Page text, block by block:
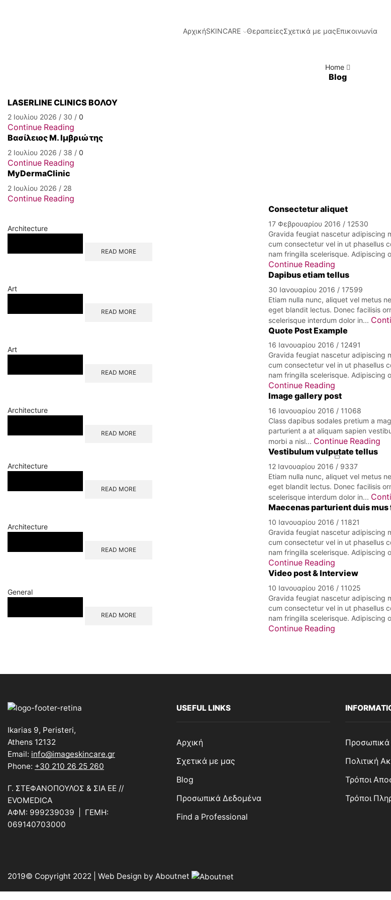
ΑρχικήSKINCARE ΘεραπείεςΣχετικά με μαςΕπικοινωνία
Home
Blog
LASERLINE CLINICS ΒΟΛΟΥ
2 Ιουλίου 2026 / 30 / 0
Continue Reading
Βασίλειος Μ. Ιμβριώτης
2 Ιουλίου 2026 / 38 / 0
Continue Reading
MyDermaClinic
2 Ιουλίου 2026 / 28
Continue Reading
Architecture
READ MORE
Consectetur aliquet
17 Φεβρουαρίου 2016 / 12530
Gravida feugiat nascetur adipiscing
cum consectetur vel in ut phasellus
nam fringilla scelerisque. Adipiscing
Continue Reading
Art
READ MORE
Dapibus etiam tellus
30 Ιανουαρίου 2016 / 17599
Etiam nulla nunc, aliquet vel metus
eget blandit lectus. Donec facilisis
scelerisque interdum dolor in...
Art
READ MORE
Quote Post Example
16 Ιανουαρίου 2016 / 12491
Gravida feugiat nascetur adipiscing
cum consectetur vel in ut phasellus
nam fringilla scelerisque. Adipiscing
Continue Reading
Architecture
READ MORE
Image gallery post
16 Ιανουαρίου 2016 / 11068
Class dapibus sodales pretium a
parturient a at aliquam sapien
morbi a nisl... Continue Reading
Architecture
READ MORE
Vestibulum vulputate tellus
12 Ιανουαρίου 2016 / 9337
Etiam nulla nunc, aliquet vel metus
eget blandit lectus. Donec facilisis
scelerisque interdum dolor in...
Architecture
READ MORE
Maecenas parturient duis mus
10 Ιανουαρίου 2016 / 11821
Gravida feugiat nascetur adipiscing
cum consectetur vel in ut phasellus
nam fringilla scelerisque. Adipiscing
Continue Reading
General
READ MORE
Video post & Interview
10 Ιανουαρίου 2016 / 11025
Gravida feugiat nascetur adipiscing
cum consectetur vel in ut phasellus
nam fringilla scelerisque. Adipiscing
Continue Reading
Ikarias 9, Peristeri,
Athens 12132
Email: info@imageskincare.gr
Phone: +30 210 26 25 260
Γ. ΣΤΕΦΑΝΟΠΟΥΛΟΣ & ΣΙΑ ΕΕ //
EVOMEDICA
ΑΦΜ: 999239039 | ΓΕΜΗ:
069140703000
USEFUL LINKS
Αρχική
Σχετικά με μας
Blog
Προσωπικά Δεδομένα
Find a Professional
Πολιτική
Τρόποι
Τρόποι
2019© Copyright 2022 | Web Design by Aboutnet